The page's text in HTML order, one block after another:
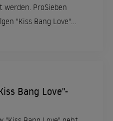
ProSieben
"Kiss Bang Love"
Singlefrauen zum
Bang Love"-